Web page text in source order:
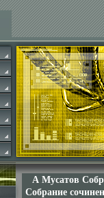
А Мусатов
Собрание